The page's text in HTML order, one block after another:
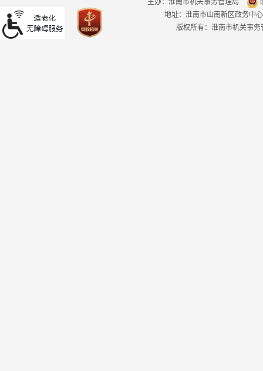
主办：淮南市机关事务管理局
地址：淮南市山南新区政务中
版权所有：淮南市机关事务